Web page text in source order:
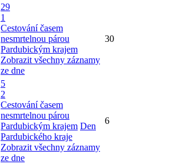
29
1
Cestování časem
nesmrtelnou párou
Pardubickým krajem
Zobrazit všechny záznamy
ze dne
30
5
2
Cestování časem
nesmrtelnou párou
Pardubickým krajem Den
Pardubického kraje
Zobrazit všechny záznamy
ze dne
6